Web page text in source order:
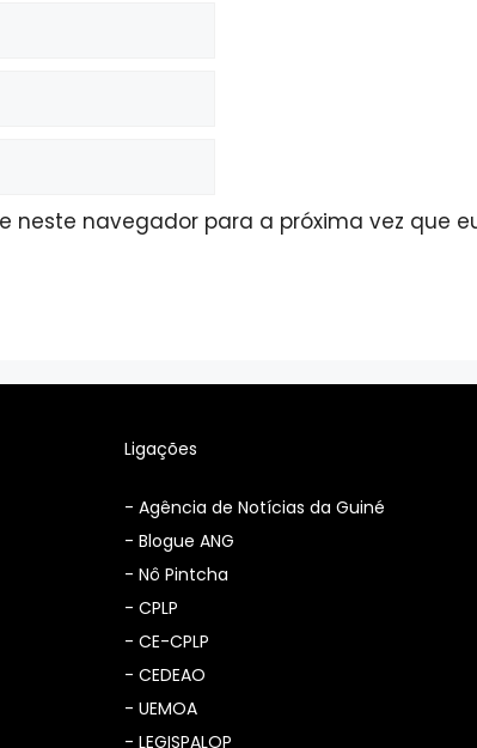
neste navegador para a próxima vez que
Ligações
-Agência de Notícias da Guiné
-Blogue ANG
-Nô Pintcha
-CPLP
-CE-CPLP
-CEDEAO
-UEMOA
-LEGISPALOP